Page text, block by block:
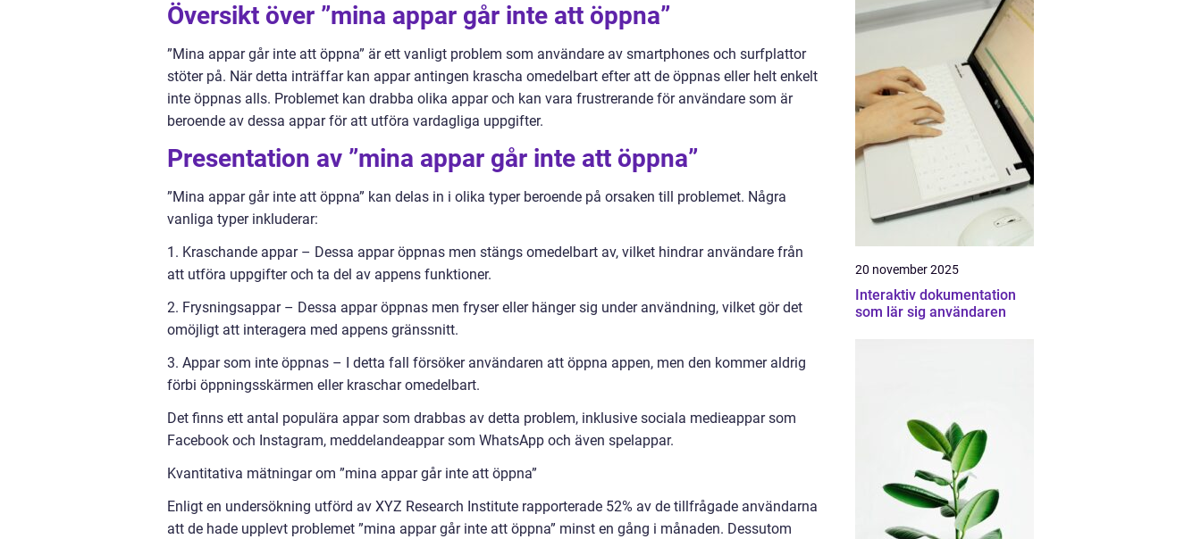
Översikt över ”mina appar går inte att öppna”
”Mina appar går inte att öppna” är ett vanligt problem som användare av smartphones och surfplattor
stöter på. När detta inträffar kan appar antingen krascha omedelbart efter att de öppnas eller helt enkelt
inte öppnas alls. Problemet kan drabba olika appar och kan vara frustrerande för användare som är
beroende av dessa appar för att utföra vardagliga uppgifter.
Presentation av ”mina appar går inte att öppna”
”Mina appar går inte att öppna” kan delas in i olika typer beroende på orsaken till problemet. Några
vanliga typer inkluderar:
1. Kraschande appar – Dessa appar öppnas men stängs omedelbart av, vilket hindrar användare från
att utföra uppgifter och ta del av appens funktioner.
2. Frysningsappar – Dessa appar öppnas men fryser eller hänger sig under användning, vilket gör det
omöjligt att interagera med appens gränssnitt.
3. Appar som inte öppnas – I detta fall försöker användaren att öppna appen, men den kommer aldrig
förbi öppningsskärmen eller kraschar omedelbart.
Det finns ett antal populära appar som drabbas av detta problem, inklusive sociala medieappar som
Facebook och Instagram, meddelandeappar som WhatsApp och även spelappar.
Kvantitativa mätningar om ”mina appar går inte att öppna”
Enligt en undersökning utförd av XYZ Research Institute rapporterade 52% av de tillfrågade användarna
att de hade upplevt problemet ”mina appar går inte att öppna” minst en gång i månaden. Dessutom
20 november 2025
Interaktiv dokumentation
som lär sig användaren